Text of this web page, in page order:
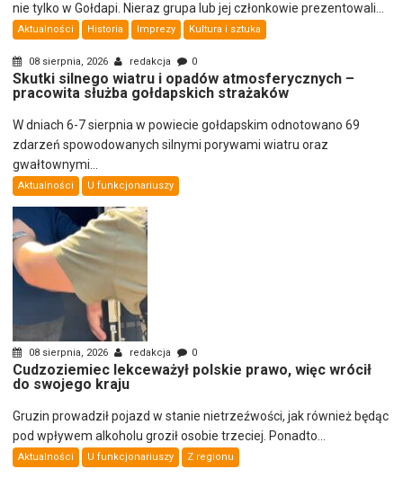
nie tylko w Gołdapi. Nieraz grupa lub jej członkowie prezentowali...
Aktualności Historia Imprezy Kultura i sztuka
08 sierpnia, 2026 redakcja 0
Skutki silnego wiatru i opadów atmosferycznych –
pracowita służba gołdapskich strażaków
W dniach 6-7 sierpnia w powiecie gołdapskim odnotowano 69
zdarzeń spowodowanych silnymi porywami wiatru oraz
gwałtownymi...
Aktualności U funkcjonariuszy
08 sierpnia, 2026 redakcja 0
Cudzoziemiec lekceważył polskie prawo, więc wrócił
do swojego kraju
Gruzin prowadził pojazd w stanie nietrzeźwości, jak również będąc
pod wpływem alkoholu groził osobie trzeciej. Ponadto...
Aktualności U funkcjonariuszy Z regionu